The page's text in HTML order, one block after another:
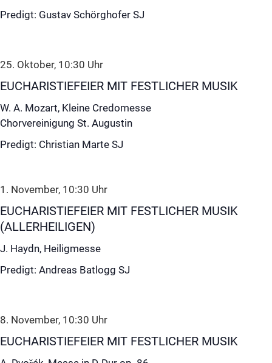
Predigt: Gustav Schörghofer SJ
EUCHARISTIEFEIER MIT FESTLICHER MUSIK
25. Oktober, 10:30 Uhr
Predigt: Christian Marte SJ
W. A. Mozart, Kleine Credomesse
Chorvereinigung St. Augustin
EUCHARISTIEFEIER MIT FESTLICHER MUSIK
(ALLERHEILIGEN)
1. November, 10:30 Uhr
Predigt: Andreas Batlogg SJ
J. Haydn, Heiligmesse
EUCHARISTIEFEIER MIT FESTLICHER MUSIK
8. November, 10:30 Uhr